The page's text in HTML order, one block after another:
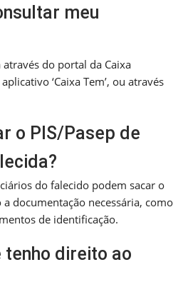
meu
do portal da Caixa
‘Caixa Tem’, ou através
o PIS/Pasep de
do falecido podem sacar o
a documentação necessária, como
de identificação.
tenho direito ao